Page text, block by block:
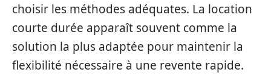
choisir les méthodes adéquates. La location
courte durée apparaît souvent comme la
solution la plus adaptée pour maintenir la
flexibilité nécessaire à une revente rapide.